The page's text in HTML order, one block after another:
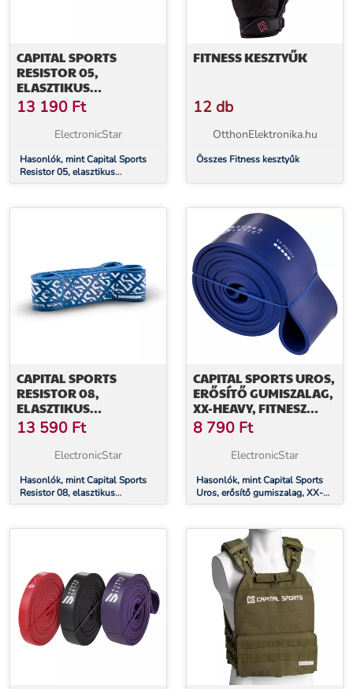
CAPITAL SPORTS
RESISTOR 05,
ELASZTIKUS
EXPANDER, TERHELÉSI
FOK 5 (11-36 KG)
13 190 Ft
ElectronicStar
Hasonlók, mint Capital Sports
Resistor 05, elasztikus
expander, terhelési fok 5 (11-36
FITNESS KESZTYŰK
12 db
OtthonElektronika.hu
Összes Fitness kesztyűk
CAPITAL SPORTS
RESISTOR 08,
ELASZTIKUS
EXPANDER, TERHELÉSI
FOK 8 (27-68 KG)
13 590 Ft
ElectronicStar
Hasonlók, mint Capital Sports
Resistor 08, elasztikus
expander, terhelési fok 8 (27-68
CAPITAL SPORTS UROS,
ERŐSÍTŐ GUMISZALAG,
XX-HEAVY, FITNESZ
GUMISZALAG, HUROK,
100 % LATEX
8 790 Ft
ElectronicStar
Hasonlók, mint Capital Sports
Uros, erősítő gumiszalag, XX-
Heavy, fitnesz gumiszalag,